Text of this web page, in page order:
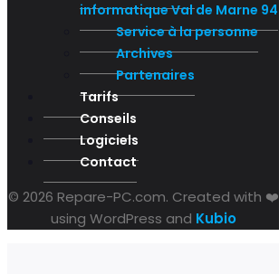
informatique Val de Marne 94
Service à la personne
Archives
Partenaires
Tarifs
Conseils
Logiciels
Contact
© 2026 Repare-PC.com. Created with ❤️
using WordPress and Kubio